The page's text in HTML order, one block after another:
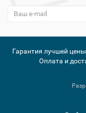
Гарантия лучшей цены
Оплата и